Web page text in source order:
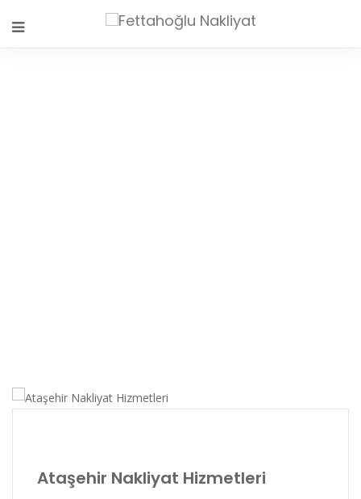
Ataşehir Nakliyat Hizmetleri